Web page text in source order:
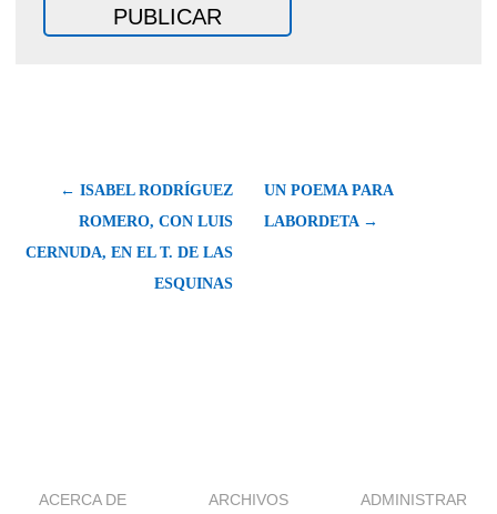
← ISABEL RODRÍGUEZ
ROMERO, CON LUIS
CERNUDA, EN EL T. DE LAS
ESQUINAS
UN POEMA PARA
LABORDETA →
ACERCA DE ARCHIVOS ADMINISTRAR